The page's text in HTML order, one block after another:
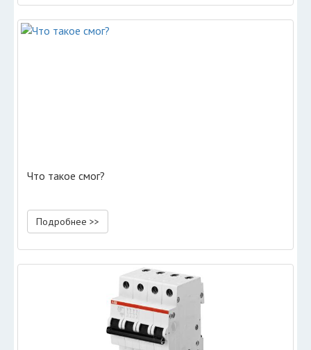
Что такое смог?
Подробнее >>